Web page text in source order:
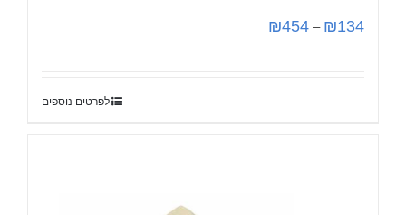
₪134
–
₪454
לפרטים נוספים